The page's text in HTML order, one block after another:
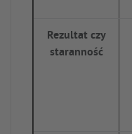
Rezultat czy
staranność